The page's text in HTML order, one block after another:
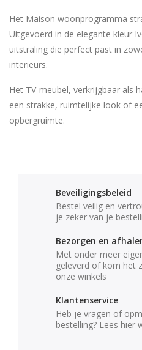
Het Maison woonprogramma
Uitgevoerd in de elegante kleur
uitstraling die perfect past in
interieurs.
Het TV-meubel, verkrijgbaar als
een strakke, ruimtelijke look of
opbergruimte.
Beveiligingsbeleid
Bestel veilig en
je zeker van je
Bezorgen en
Met onder meer
geleverd of kom het
onze winkels
Klantenservice
Heb je vragen of
bestelling? Lees hier